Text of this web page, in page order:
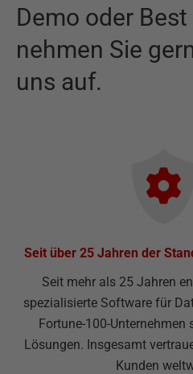
Demo oder
nehmen Sie
uns auf.
Seit über 25 Jahren der
Seit mehr als 25 Jahren
spezialisierte Software für
Fortune-100-Unternehmen
Lösungen. Insgesamt
Kunden